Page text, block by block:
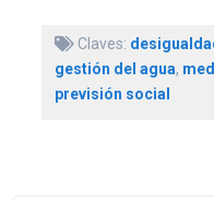
Claves:
gestión del agua,
previsión social